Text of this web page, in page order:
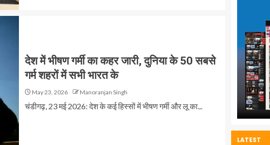
देश में भीषण गर्मी का कहर जारी, दुनिया के 50 सबसे
गर्म शहरों में सभी भारत के
May 23, 2026 Manoranjan Singh
चंडीगढ़, 23 मई 2026: देश के कई हिस्सों में भीषण गर्मी और लू का...
LATEST